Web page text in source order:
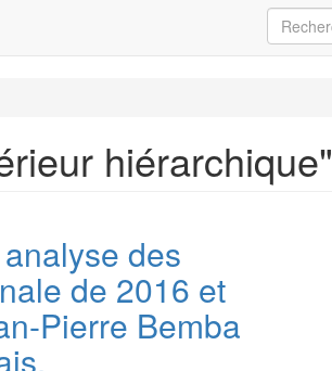
hiérarchique"
des
de 2016 et
Pierre Bemba